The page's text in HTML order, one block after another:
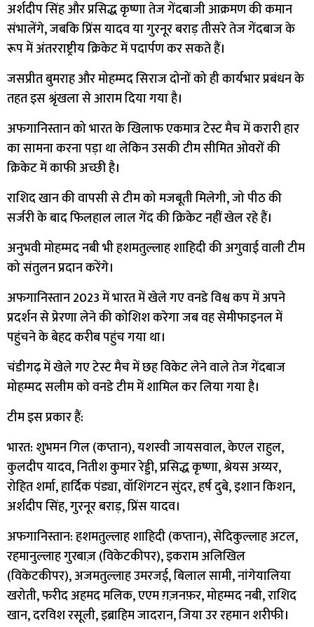
अर्शदीप सिंह और प्रसिद्ध कृष्णा तेज गेंदबाजी आक्रमण की कमान
संभालेंगे, जबकि प्रिंस यादव या गुरनूर बराड़ तीसरे तेज गेंदबाज के
रूप में अंतरराष्ट्रीय क्रिकेट में पदार्पण कर सकते हैं।
जसप्रीत बुमराह और मोहम्मद सिराज दोनों को ही कार्यभार प्रबंधन के
तहत इस श्रृंखला से आराम दिया गया है।
अफगानिस्तान को भारत के खिलाफ एकमात्र टेस्ट मैच में करारी हार
का सामना करना पड़ा था लेकिन उसकी टीम सीमित ओवरों की
क्रिकेट में काफी अच्छी है।
राशिद खान की वापसी से टीम को मजबूती मिलेगी, जो पीठ की
सर्जरी के बाद फिलहाल लाल गेंद की क्रिकेट नहीं खेल रहे हैं।
अनुभवी मोहम्मद नबी भी हशमतुल्लाह शाहिदी की अगुवाई वाली टीम
को संतुलन प्रदान करेंगे।
अफगानिस्तान 2023 में भारत में खेले गए वनडे विश्व कप में अपने
प्रदर्शन से प्रेरणा लेने की कोशिश करेगा जब वह सेमीफाइनल में
पहुंचने के बेहद करीब पहुंच गया था।
चंडीगढ़ में खेले गए टेस्ट मैच में छह विकेट लेने वाले तेज गेंदबाज
मोहम्मद सलीम को वनडे टीम में शामिल कर लिया गया है।
टीम इस प्रकार हैं:
भारत: शुभमन गिल (कप्तान), यशस्वी जायसवाल, केएल राहुल,
कुलदीप यादव, नितीश कुमार रेड्डी, प्रसिद्ध कृष्णा, श्रेयस अय्यर,
रोहित शर्मा, हार्दिक पंड्या, वॉशिंगटन सुंदर, हर्ष दुबे, इशान किशन,
अर्शदीप सिंह, गुरनूर बराड़, प्रिंस यादव।
अफगानिस्तान: हशमतुल्लाह शाहिदी (कप्तान), सेदिकुल्लाह अटल,
रहमानुल्लाह गुरबाज़ (विकेटकीपर), इकराम अलिखिल
(विकेटकीपर), अजमतुल्लाह उमरजई, बिलाल सामी, नांगेयालिया
खरोती, फरीद अहमद मलिक, एएम ग़ज़नफ़र, मोहम्मद नबी, राशिद
खान, दरविश रसूली, इब्राहिम जादरान, जिया उर रहमान शरीफी।